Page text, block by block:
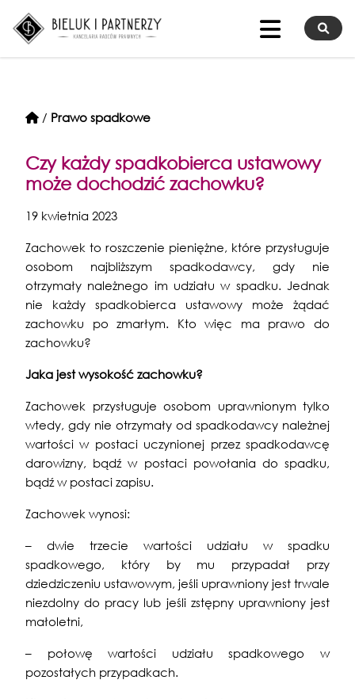
/ Prawo spadkowe
Czy każdy spadkobierca ustawowy
może dochodzić zachowku?
19 kwietnia 2023
Zachowek to roszczenie pieniężne, które przysługuje
osobom najbliższym spadkodawcy, gdy nie
otrzymały należnego im udziału w spadku. Jednak
nie każdy spadkobierca ustawowy może żądać
zachowku po zmarłym. Kto więc ma prawo do
zachowku?
Jaka jest wysokość zachowku?
Zachowek przysługuje osobom uprawnionym tylko
wtedy, gdy nie otrzymały od spadkodawcy należnej
wartości w postaci uczynionej przez spadkodawcę
darowizny, bądź w postaci powołania do spadku,
bądź w postaci zapisu.
Zachowek wynosi:
– dwie trzecie wartości udziału w spadku
spadkowego, który by mu przypadał przy
dziedziczeniu ustawowym, jeśli uprawniony jest trwale
niezdolny do pracy lub jeśli zstępny uprawniony jest
małoletni,
– połowę wartości udziału spadkowego w
pozostałych przypadkach.